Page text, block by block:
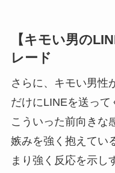
【キモい男の
レード
さらに、キモい男性
だけにLINEを送って
こういった前向きな
嫉みを強く抱えてい
まり強く反応を示し